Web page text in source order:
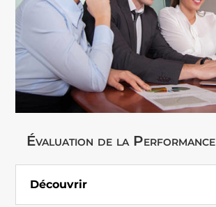
Évaluation de la Performance
Découvrir